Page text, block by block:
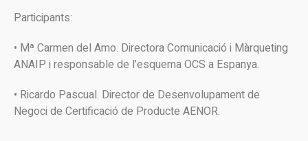
Participants:
• Mª Carmen del Amo. Directora Comunicació i Màrqueting
ANAIP i responsable de l’esquema OCS a Espanya.
• Ricardo Pascual. Director de Desenvolupament de
Negoci de Certificació de Producte AENOR.